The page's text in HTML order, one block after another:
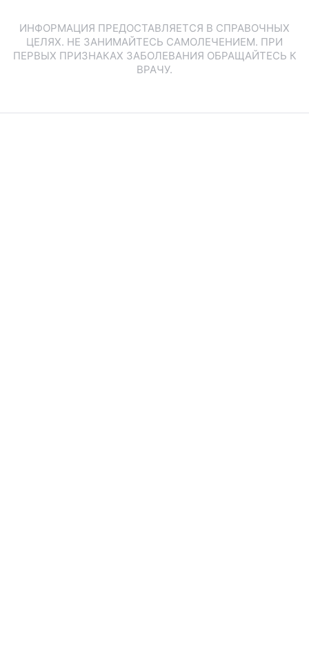
ИНФОРМАЦИЯ ПРЕДОСТАВЛЯЕТСЯ В СПРАВОЧНЫХ
ЦЕЛЯХ. НЕ ЗАНИМАЙТЕСЬ САМОЛЕЧЕНИЕМ. ПРИ
ПЕРВЫХ ПРИЗНАКАХ ЗАБОЛЕВАНИЯ ОБРАЩАЙТЕСЬ К
ВРАЧУ.